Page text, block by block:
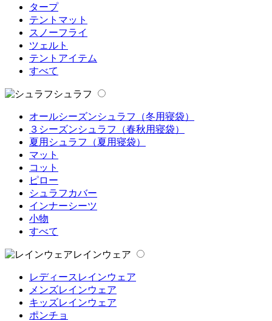
タープ
テントマット
スノーフライ
ツェルト
テントアイテム
すべて
シュラフ
オールシーズンシュラフ（冬用寝袋）
３シーズンシュラフ（春秋用寝袋）
夏用シュラフ（夏用寝袋）
マット
コット
ピロー
シュラフカバー
インナーシーツ
小物
すべて
レインウェア
レディースレインウェア
メンズレインウェア
キッズレインウェア
ポンチョ